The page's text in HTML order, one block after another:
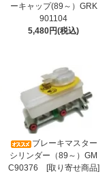
ーキャップ(89～）GRK
901104
5,480円(税込)
ブレーキマスター
シリンダー（89～）GM
C90376 [取り寄せ商品]